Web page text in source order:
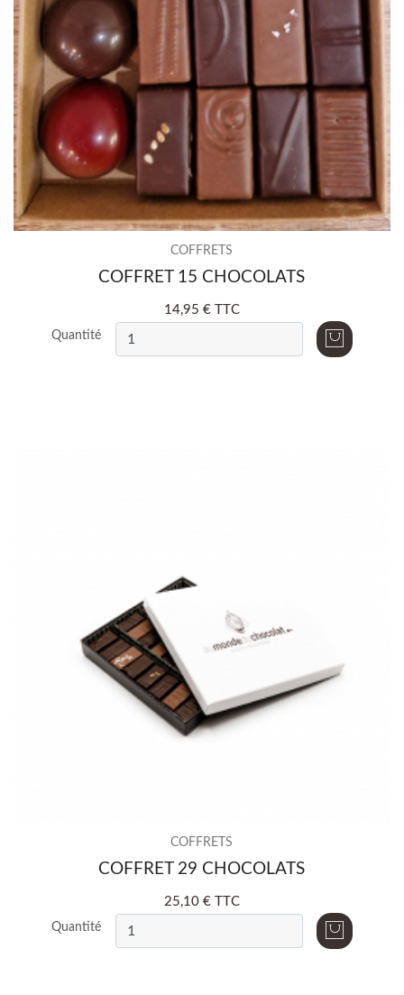
COFFRETS
COFFRET 15 CHOCOLATS
14,95 € TTC
Quantité
COFFRETS
COFFRET 29 CHOCOLATS
25,10 € TTC
Quantité